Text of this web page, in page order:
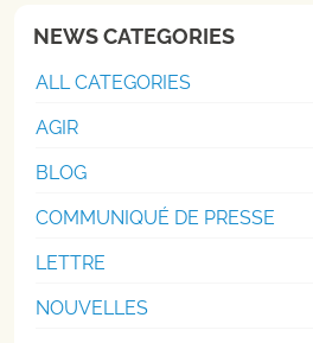
NEWS CATEGORIES
ALL CATEGORIES
AGIR
BLOG
COMMUNIQUÉ DE PRESSE
LETTRE
NOUVELLES